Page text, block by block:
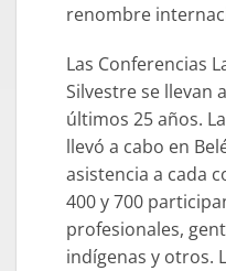
renombre
Las Conferencias
Silvestre se llevan
últimos 25 años.
llevó a cabo en
asistencia a cada
400 y 700
profesionales,
indígenas y otros.